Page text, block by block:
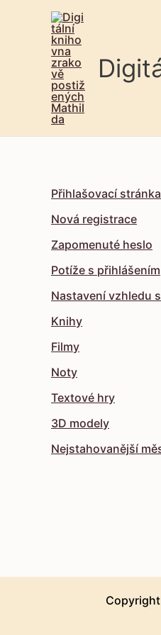
Přihlašovací stránka
Nová registrace
Zapomenuté heslo
Potíže s přihlášením
Nastavení vzhledu
Knihy
Filmy
Noty
Textové hry
3D modely
Nejstahovanější